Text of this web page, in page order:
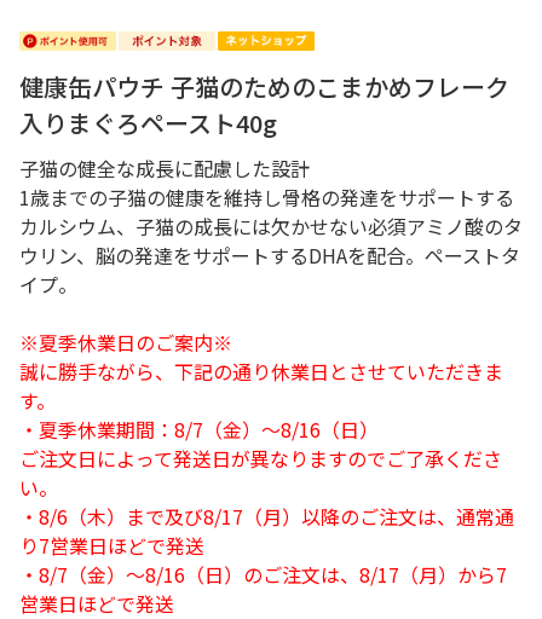
健康缶パウチ 子猫のためのこまかめフレーク
入りまぐろペースト40g
子猫の健全な成長に配慮した設計
1歳までの子猫の健康を維持し骨格の発達をサポートする
カルシウム、子猫の成長には欠かせない必須アミノ酸のタ
ウリン、脳の発達をサポートするDHAを配合。ペーストタ
イプ。
※夏季休業日のご案内※
誠に勝手ながら、下記の通り休業日とさせていただきま
す。
・夏季休業期間：8/7（金）～8/16（日）
ご注文日によって発送日が異なりますのでご了承くださ
い。
・8/6（木）まで及び8/17（月）以降のご注文は、通常通
り7営業日ほどで発送
・8/7（金）～8/16（日）のご注文は、8/17（月）から7
営業日ほどで発送